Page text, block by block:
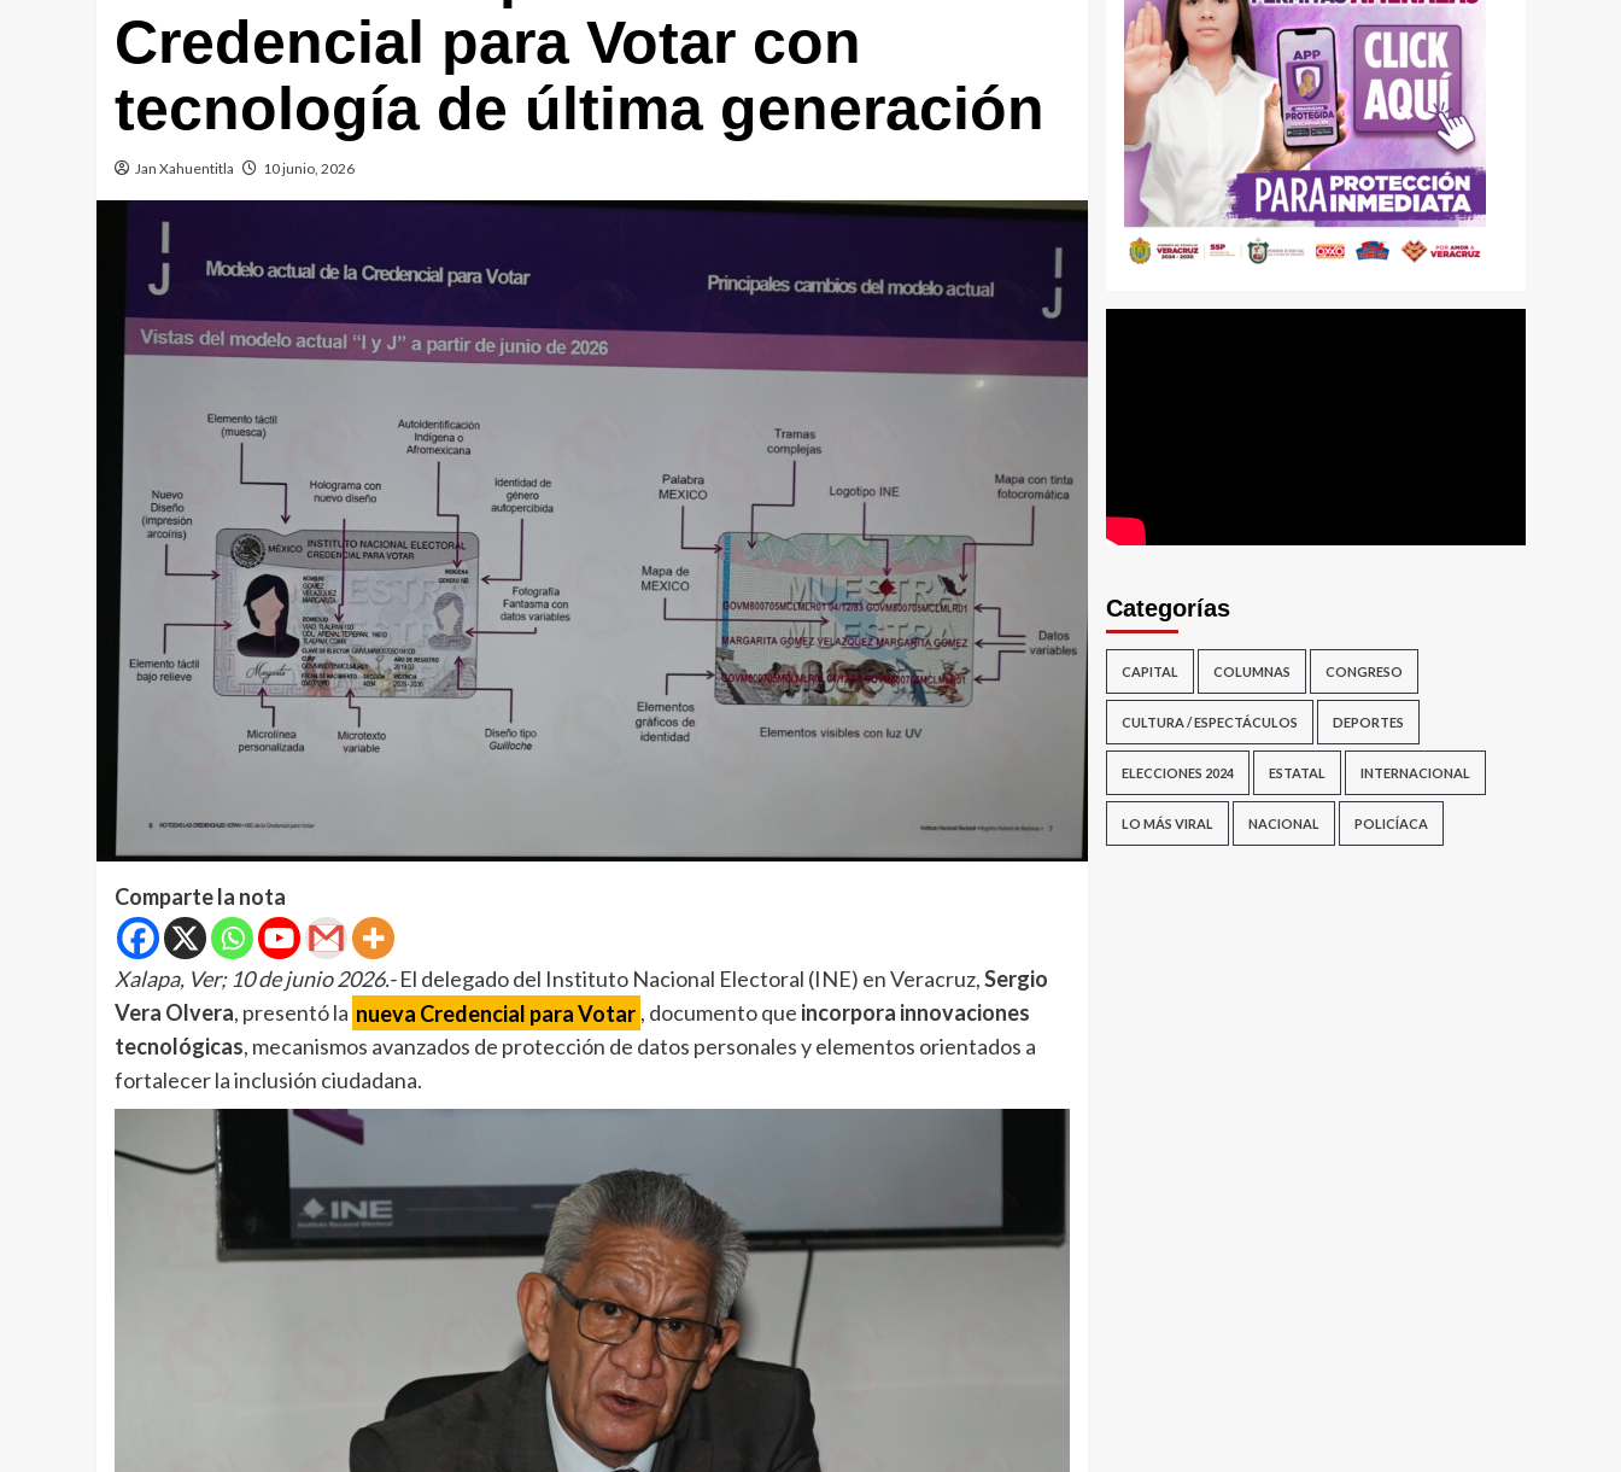
Credencial para Votar con
tecnología de última generación
Jan Xahuentitla 10 junio, 2026
Comparte la nota
Xalapa, Ver; 10 de junio 2026.-El delegado del Instituto Nacional Electoral (INE) en Veracruz,Sergio
Vera Olvera, presentó la nueva Credencial para Votar , documento que incorpora innovaciones
tecnológicas, mecanismos avanzados de protección de datos personales y elementos orientados a
fortalecer la inclusión ciudadana.
Categorías
CAPITAL COLUMNAS CONGRESO
CULTURA / ESPECTÁCULOS DEPORTES
ELECCIONES 2024 ESTATAL INTERNACIONAL
LO MÁS VIRAL NACIONAL POLICÍACA